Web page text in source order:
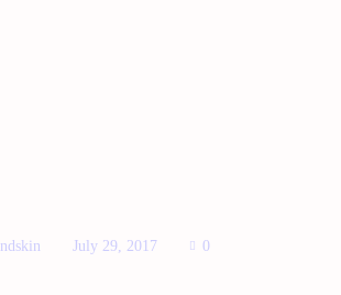
July 29, 2017 0